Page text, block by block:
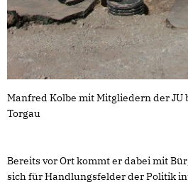
Manfred Kolbe mit Mitgliedern der JU
Torgau
Bereits vor Ort kommt er dabei mit
sich für Handlungsfelder der Politik